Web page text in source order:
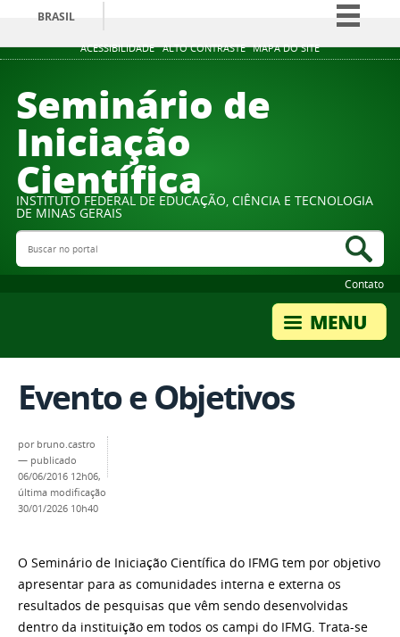
ACESSIBILIDADE ALTO CONTRASTE MAPA DO SITE
BRASIL
Simplifique!
Participe
Seminário de
Iniciação
Científica
INSTITUTO FEDERAL DE EDUCAÇÃO, CIÊNCIA E TECNOLOGIA
DE MINAS GERAIS
Buscar no portal
Contato
Evento e Objetivos
por bruno.castro
— publicado
06/06/2016 12h06,
última modificação
30/01/2026 10h40
O Seminário de Iniciação Científica do IFMG tem por objetivo
apresentar para as comunidades interna e externa os
resultados de pesquisas que vêm sendo desenvolvidas
dentro da instituição em todos os campi do IFMG. Trata-se